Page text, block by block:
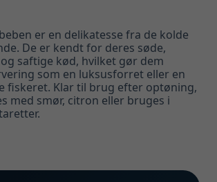
er en delikatesse fra de kolde
De er kendt for deres søde,
saftige kød, hvilket gør dem
som en luksusforret eller en
fiskeret. Klar til brug efter optøning,
med smør, citron eller bruges i